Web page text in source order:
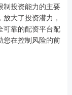
制投资能力的主要
大了投资潜力，
可靠的配资平台配
您在控制风险的前